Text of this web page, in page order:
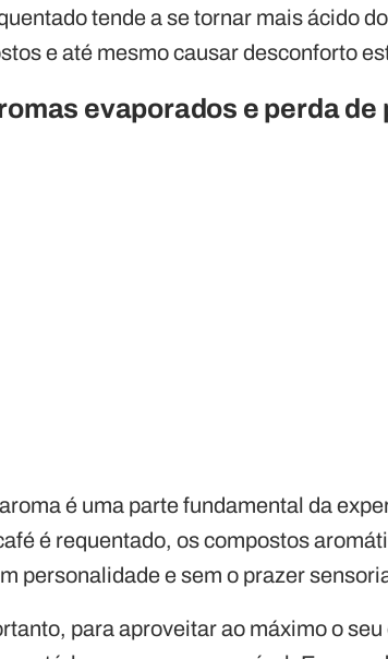
tende a se tornar mais ácido
e até mesmo causar desconforto
evaporados e perda
é uma parte fundamental da
é requentado, os compostos
personalidade e sem o prazer
para aproveitar ao máximo o